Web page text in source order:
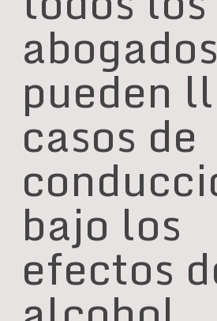
abogados
pueden
casos de
bajo los
efectos